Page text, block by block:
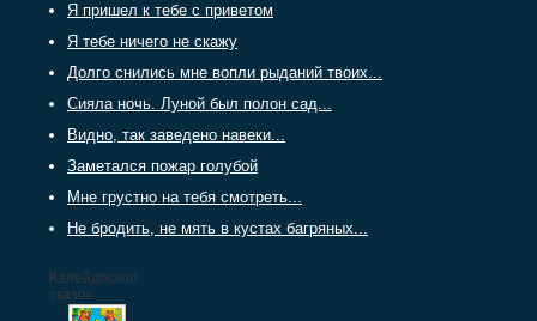
Я пришел к тебе с приветом
Я тебе ничего не скажу
Долго снились мне вопли рыданий твоих...
Сияла ночь. Луной был полон сад...
Видно, так заведено навеки...
Заметался пожар голубой
Мне грустно на тебя смотреть...
Не бродить, не мять в кустах багряных...
Калейдоскоп
сказок